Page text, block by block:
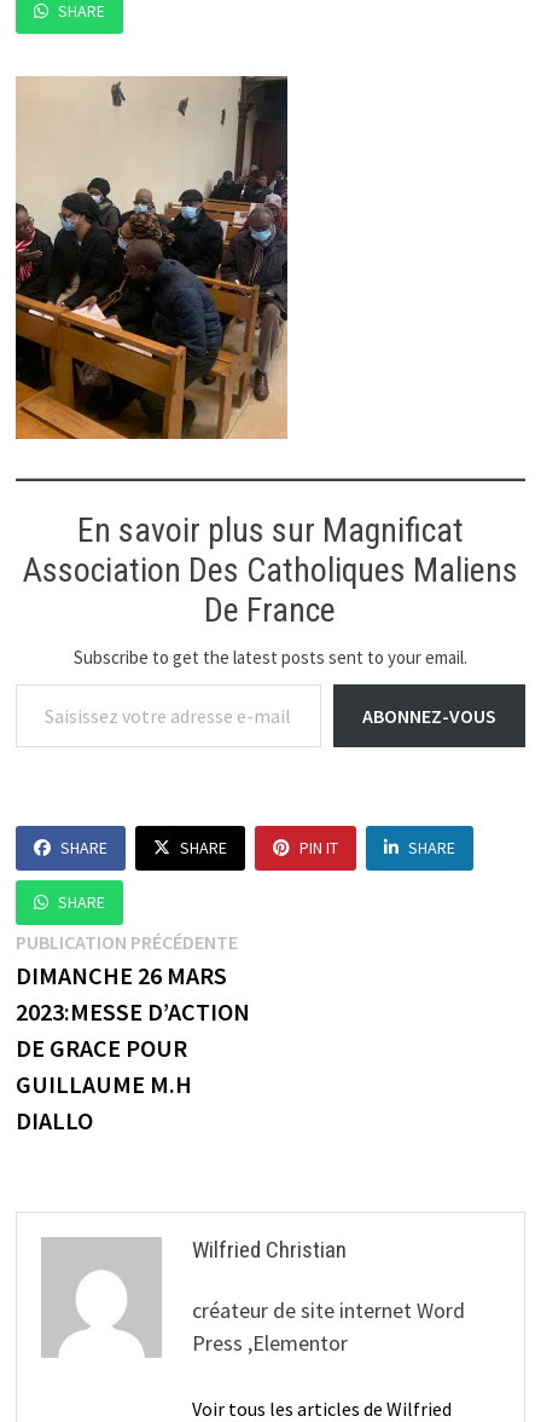
SHARE
En savoir plus sur Magnificat
Association Des Catholiques Maliens
De France
Subscribe to get the latest posts sent to your email.
Saisissez votre adresse e-mail…
ABONNEZ-VOUS
SHARE SHARE PIN IT SHARE
SHARE
Navigation
de
l’article
PUBLICATION PRÉCÉDENTEPublication
DIMANCHE 26 MARS
2023:MESSE D’ACTION
DE GRACE POUR
GUILLAUME M.H
DIALLO
Wilfried Christian
créateur de site internet Word
Press ,Elementor
Voir tous les articles de Wilfried